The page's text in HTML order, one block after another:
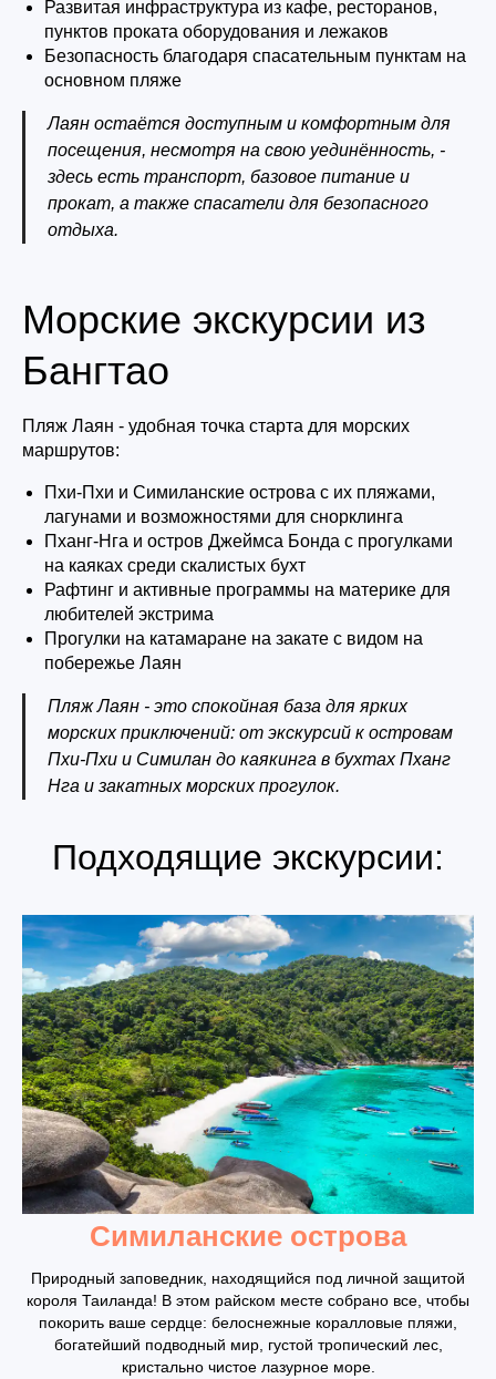
Развитая инфраструктура из кафе, ресторанов,
пунктов проката оборудования и лежаков
Безопасность благодаря спасательным пунктам на
основном пляже
Лаян остаётся доступным и комфортным для
посещения, несмотря на свою уединённость, -
здесь есть транспорт, базовое питание и
прокат, а также спасатели для безопасного
отдыха.
Морские экскурсии из
Бангтао
Пляж Лаян - удобная точка старта для морских
маршрутов:
Пхи-Пхи и Симиланские острова с их пляжами,
лагунами и возможностями для снорклинга
Пханг-Нга и остров Джеймса Бонда с прогулками
на каяках среди скалистых бухт
Рафтинг и активные программы на материке для
любителей экстрима
Прогулки на катамаране на закате с видом на
побережье Лаян
Пляж Лаян - это спокойная база для ярких
морских приключений: от экскурсий к островам
Пхи-Пхи и Симилан до каякинга в бухтах Пханг
Нга и закатных морских прогулок.
Подходящие экскурсии:
Симиланские острова
Природный заповедник, находящийся под личной защитой
короля Таиланда! В этом райском месте собрано все, чтобы
покорить ваше сердце: белоснежные коралловые пляжи,
богатейший подводный мир, густой тропический лес,
кристально чистое лазурное море.